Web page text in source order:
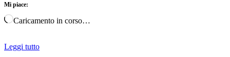
Mi piace:
Caricamento in corso…
Leggi tutto